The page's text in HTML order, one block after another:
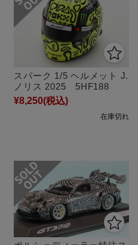
スパーク 1/5 ヘルメット J.
ノリス 2025 5HF188
¥8,250(税込)
在庫切れ